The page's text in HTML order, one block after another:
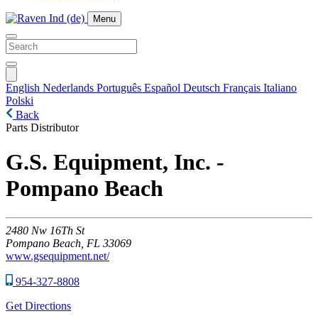
Menu
English Nederlands Português Español Deutsch Français Italiano
Polski
Back
Parts Distributor
G.S. Equipment, Inc. -
Pompano Beach
2480 Nw 16Th St
Pompano Beach, FL 33069
www.gsequipment.net/
954-327-8808
Get Directions